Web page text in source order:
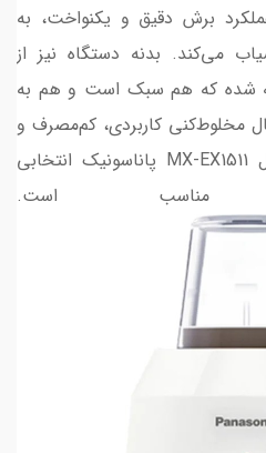
برش دقیق و یکنواخت، به
می‌کند. بدنه دستگاه نیز از
شده که هم سبک است و هم به
مخلوط‌کنی کاربردی، کم‌مصرف و
با طراحی ساده هستید، مدل MX-EX1511 پاناسونیک انتخابی
مناسب است.